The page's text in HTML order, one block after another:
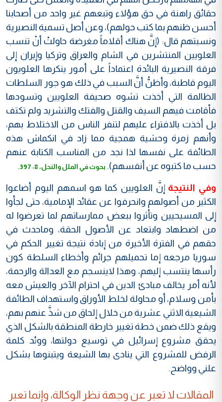
حقائق راهنة في حق هؤلاء وتبعهم غير واحد من أصحابنا
أحسن ظنهم بما كتب حولهم)، وعن أصل تسمية النصيرية
ونسبتهم قال: (إنَّ هناك أقلاماً مغرضة حاولتْ أنْ تنسب
العلويين المنتشرين في الشام والعراق وتركيا وإيران إلى
فرقة النصيرية البائدة اعتماداً على أمور ينكرها العلويون
اليوم قاطبة، وأظنُّ أنَّ السبب في ذلك هو جور السلطات
الظالمة التي أخذت تشوه صحيفة العلويين وتسودها
فأقامت فيهم السيف والقتل والفتك والتشريد ولم تكتف
بل أخذت بالافتراء عليهم لتنفر الناس من الاختلاط بهم،
وأنهم زمرة وحشية همجية مما زاد في انكماش هذه
الطائفة على نفسها لذا نجد من المناسب الكتابة عنهم
حسب ما كتبوه عن أنفسهم). بحوث في الملل والنحل، 8: 397.
وفي النتيجة إنَّ العلويين كما هو اسمهم اليوم أضاعوا
الكثير من أصولهم وانحرفوا عن عقائد الإمامية، حتى لجأوا
إلى المسيحيين وتأثروا ببعض ممارساتهم لما تعرضوا له
من اضطهاد وابتعاد عن الأصول الحقة، وماحدث في
حقهم في الفترة الأخيرة من إبادة نتيجة تغيير الحكم في
سوريا مرجعه إما تحميلهم جرائم وأخطاء السلطة كون
رأسها ينتسب إليهم، وهذا لاينسجم مع العدالة والرحمة،
لأنه أمر يخالف مبادئ الدين في احترام الآخر والعيش معه
بأمن وسلام، أو محاولة لخلط الأوراق واستهداف الطائفة
الشيعية الاثني عشرية من خلال إلحاق من شذَّ عنهم بهم،
ويقع ذلك ضمن خطة تغيير خارطة المنطقة بالشكل الذي
يحقق مشروع إسرائيل في توسيع دولتها، ووئد كلمة
الرفض للمشروع التي ينادى بها الشيعة ويتبنوها بشكل
علني وواضح.
المقالات لا تعبر عن وجهة نظر الوكالة، وإنما تعبر